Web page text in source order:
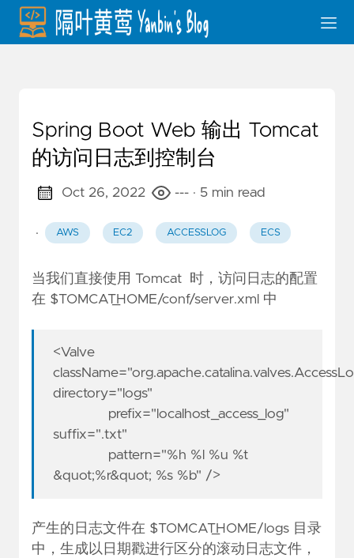
Spring Boot Web 输出 Tomcat
的访问日志到控制台
Oct 26, 2022 --- · 5 min read
· AWS EC2 ACCESSLOG ECS
当我们直接使用 Tomcat 时，访问日志的配置
在 $TOMCAT_HOME/conf/server.xml 中
<Valve
directory="logs"
prefix="localhost_access_log"
suffix=".txt"
pattern="%h %l %u %t
&quot;%r&quot; %s %b" />
产生的日志文件在 $TOMCAT_HOME/logs 目录
中，生成以日期戳进行区分的滚动日志文件，